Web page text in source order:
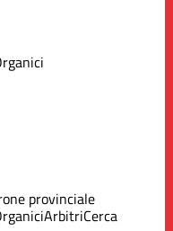
provinciale
ArbitriCerca